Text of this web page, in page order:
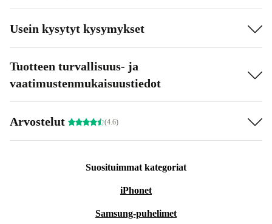
Usein kysytyt kysymykset
Tuotteen turvallisuus- ja
vaatimustenmukaisuustiedot
Arvostelut (4.6)
Suosituimmat kategoriat
iPhonet
Samsung-puhelimet